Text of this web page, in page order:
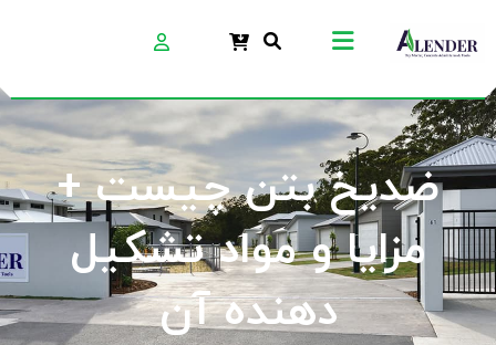
ضدیخ بتن چیست +
مزایا و مواد تشکیل
دهنده آن